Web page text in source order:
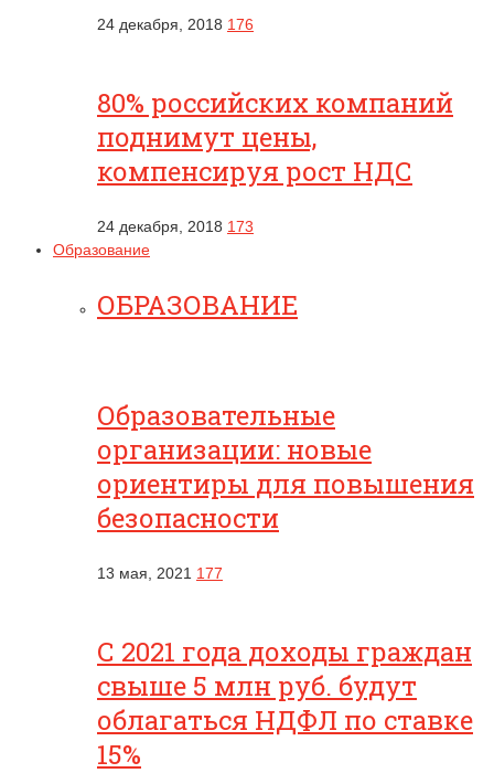
24 декабря, 2018 176
80% российских компаний
поднимут цены,
компенсируя рост НДС
24 декабря, 2018 173
Образование
ОБРАЗОВАНИЕ
Образовательные
организации: новые
ориентиры для повышения
безопасности
13 мая, 2021 177
С 2021 года доходы граждан
свыше 5 млн руб. будут
облагаться НДФЛ по ставке
15%